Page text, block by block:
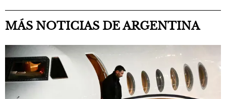
MÁS NOTICIAS DE ARGENTINA